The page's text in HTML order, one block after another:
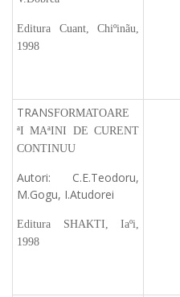
Editura Cuant, Chiºinãu,
1998
TRANSFORMATOARE
ªI MAªINI DE CURENT
CONTINUU
Autori: C.E.Teodoru,
M.Gogu, I.Atudorei
Editura SHAKTI, Iaºi,
1998